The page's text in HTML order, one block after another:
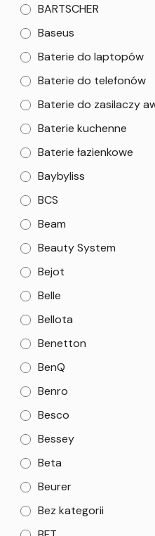
BARTSCHER
Baseus
Baterie do laptopów
Baterie do telefonów
Baterie do zasilaczy
Baterie kuchenne
Baterie łazienkowe
Baybyliss
BCS
Beam
Beauty System
Bejot
Belle
Bellota
Benetton
BenQ
Benro
Besco
Bessey
Beta
Beurer
Bez kategorii